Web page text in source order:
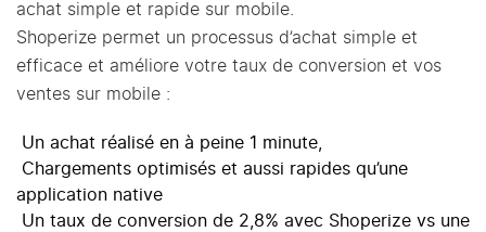
achat simple et rapide sur mobile.
Shoperize permet un processus d’achat simple et
efficace et améliore votre taux de conversion et vos
ventes sur mobile :
Un achat réalisé en à peine 1 minute,
Chargements optimisés et aussi rapides qu’une
application native
Un taux de conversion de 2,8% avec Shoperize vs une